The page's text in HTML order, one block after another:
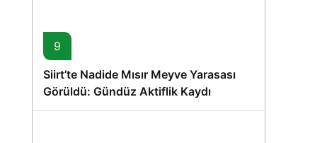
9
Siirt’te Nadide Mısır Meyve Yarasası
Görüldü: Gündüz Aktiflik Kaydı